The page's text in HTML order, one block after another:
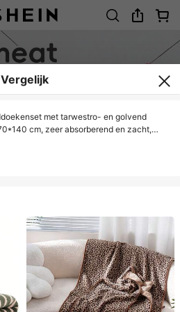
Vergelijk
met tarwestro- en golvend
cm, zeer absorberend en zacht,
sportschool, sauna, kan ook als
worden.